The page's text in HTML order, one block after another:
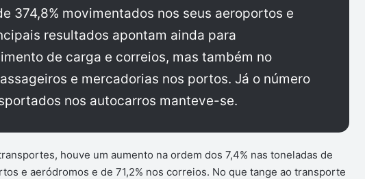
374,8% movimentados nos seus aeroportos e
resultados apontam ainda para
de carga e correios, mas também no
e mercadorias nos portos. Já o número
nos autocarros manteve-se.
houve um aumento na ordem dos 7,4% nas toneladas de
e aeródromos e de 71,2% nos correios. No que tange ao transporte